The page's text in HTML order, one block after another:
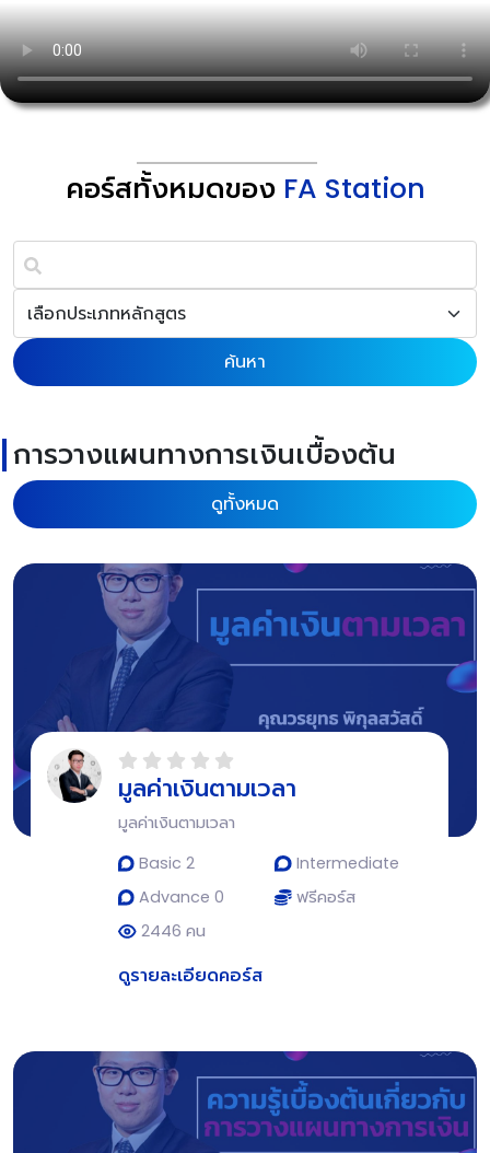
คอร์สทั้งหมดของ FA Station
ค้นหา
การวางแผนทางการเงินเบื้องต้น
ดูทั้งหมด
มูลค่าเงินตามเวลา
มูลค่าเงินตามเวลา
Basic 2
Intermediate
Advance 0
ฟรีคอร์ส
2446 คน
ดูรายละเอียดคอร์ส